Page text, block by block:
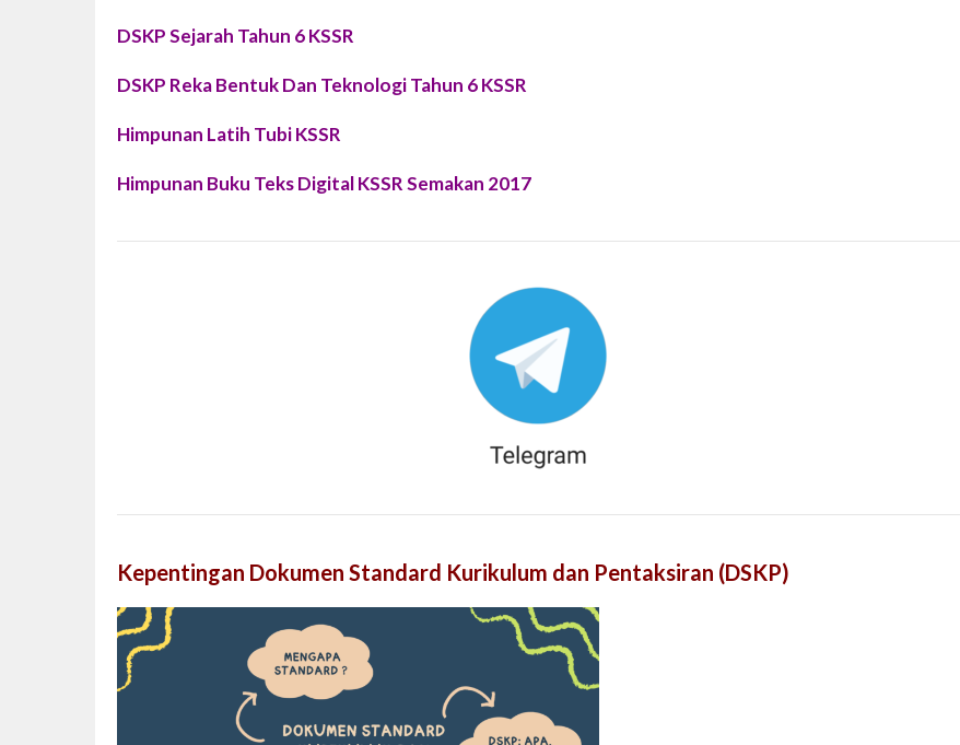
DSKP Sejarah Tahun 6 KSSR
DSKP Reka Bentuk Dan Teknologi Tahun 6 KSSR
Himpunan Latih Tubi KSSR
Himpunan Buku Teks Digital KSSR Semakan 2017
Kepentingan Dokumen Standard Kurikulum dan Pentaksiran (DSKP)